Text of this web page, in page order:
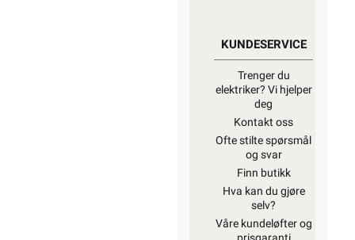
KUNDESERVICE
Trenger du
elektriker? Vi hjelper
deg
Kontakt oss
Ofte stilte spørsmål
og svar
Finn butikk
Hva kan du gjøre
selv?
Våre kundeløfter og